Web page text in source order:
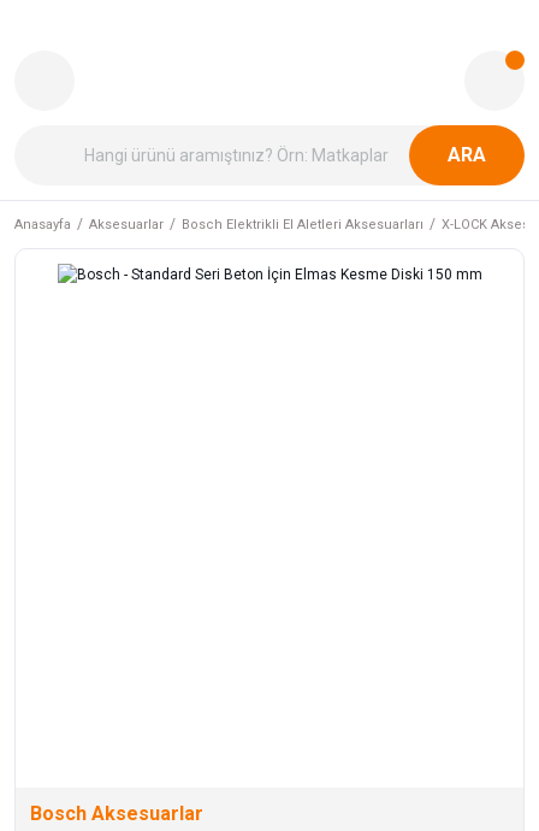
ARA
Anasayfa Aksesuarlar Bosch Elektrikli El Aletleri Aksesuarları X-LOCK
Bosch Aksesuarlar